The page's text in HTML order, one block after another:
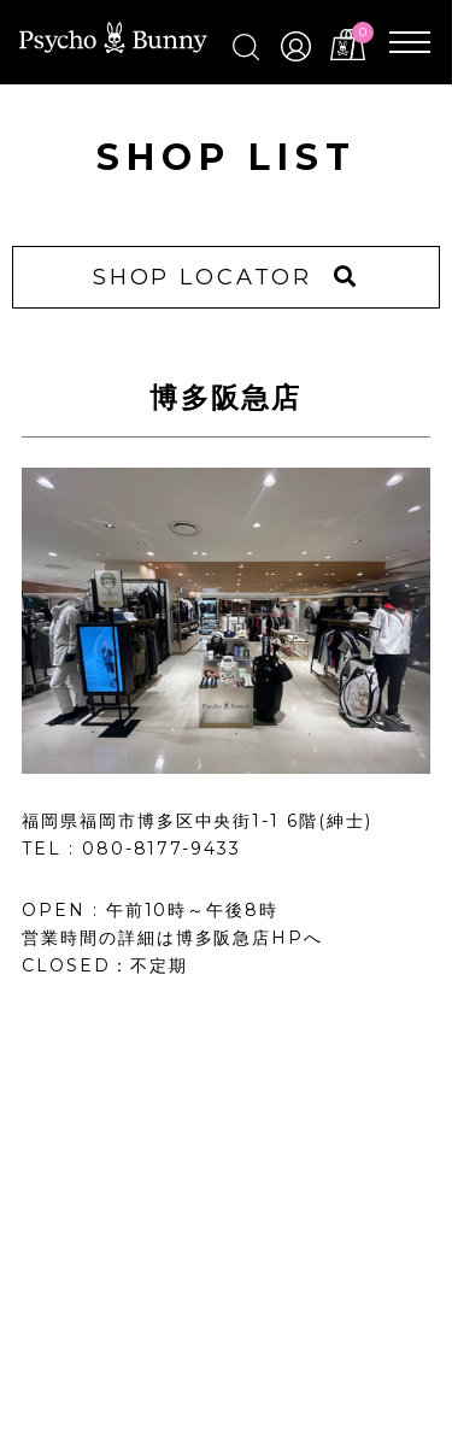
0
SHOP LIST
SHOP LOCATOR
博多阪急店
福岡県福岡市博多区中央街1-1
6階(紳士)
TEL : 080-8177-9433
OPEN : 午前10時～午後8時
営業時間の詳細は博多阪急店HPへ
CLOSED：不定期